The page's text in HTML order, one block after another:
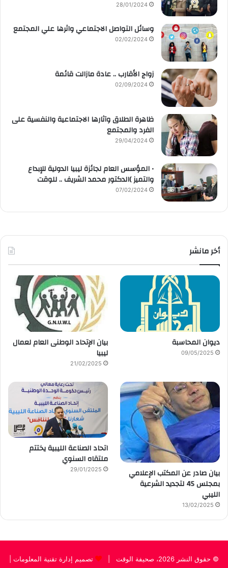
28/01/2024
وسائل التواصل الاجتماعي واثرها علي المجتمع
02/02/2024
زواج الأقارب .. عادة مازالت قائمة
02/09/2024
ظاهرة الطلاق وآثارها الاجتماعية والنفسية على
الفرد والمجتمع
29/04/2024
• المؤسس العام لجائزة ليبيا الدولية للإبداع
والتميز )الدكتور محمد الشريف .. للوقت
07/02/2024
أخر مانشر
ديوان المحاسبة
09/05/2025
بيان الإتحاد الوطنى العام لعمال
ليبيا
21/02/2025
بيان صادر عن المكتب الإعلامي
بمجلس 45 لتجديد الشرعية
الليبي
13/02/2025
اتحاد الصناعة الليبية يختتم
ملتقاه السنوي
29/01/2025
© حقوق النشر 2026، صحيفة الوقت | تصميم إدارة تقنية المعلومات